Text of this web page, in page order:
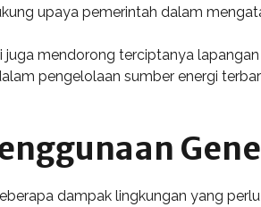
upaya pemerintah dalam
mendorong terciptanya
pengelolaan sumber energi
dampak lingkungan yang